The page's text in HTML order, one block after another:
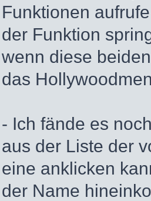
Funktionen
der Funktion
wenn diese
das
- Ich fände es
aus der Liste der
eine anklicken
der Name